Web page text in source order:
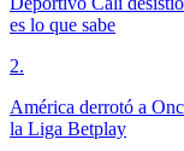
es lo que sabe
2.
América derrotó a
la Liga Betplay